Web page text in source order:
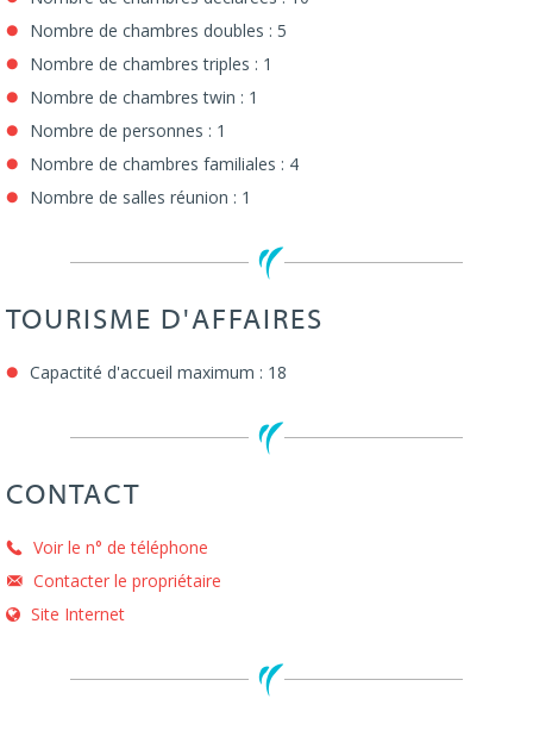
Nombre de chambres doubles : 5
Nombre de chambres triples : 1
Nombre de chambres twin : 1
Nombre de personnes : 1
Nombre de chambres familiales : 4
Nombre de salles réunion : 1
TOURISME D'AFFAIRES
Capactité d'accueil maximum : 18
CONTACT
Voir le n° de téléphone
Contacter le propriétaire
Site Internet